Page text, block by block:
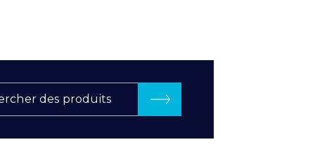
des produits